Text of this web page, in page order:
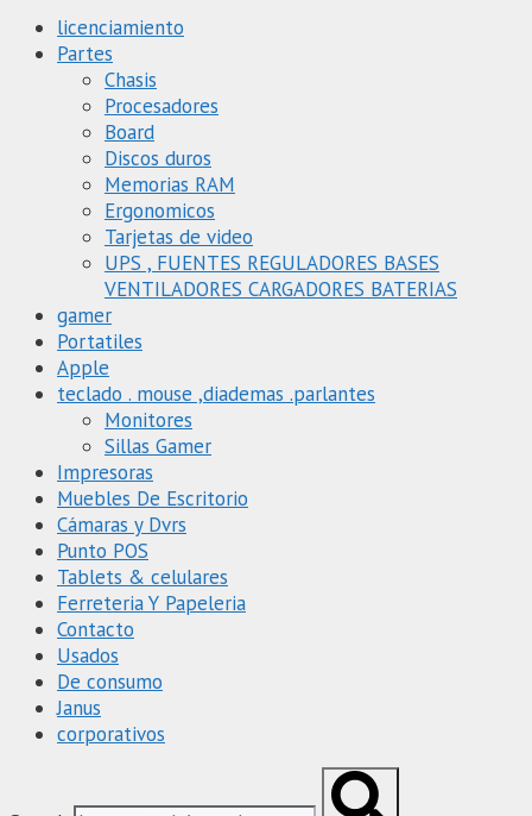
licenciamiento
Partes
Chasis
Procesadores
Board
Discos duros
Memorias RAM
Ergonomicos
Tarjetas de video
UPS , FUENTES REGULADORES BASES
VENTILADORES CARGADORES BATERIAS
gamer
Portatiles
Apple
teclado . mouse ,diademas .parlantes
Monitores
Sillas Gamer
Impresoras
Muebles De Escritorio
Cámaras y Dvrs
Punto POS
Tablets & celulares
Ferreteria Y Papeleria
Contacto
Usados
De consumo
Janus
corporativos